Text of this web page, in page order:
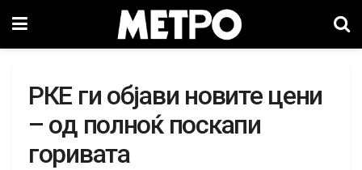
РКЕ ги објави новите цени
– од полноќ поскапи
горивата